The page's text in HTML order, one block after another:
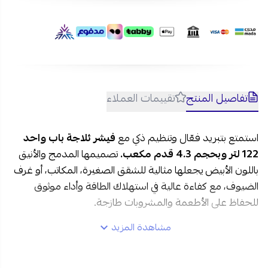
تفاصيل المنتج تقييمات العملاء
استمتع بتبريد فعّال وتنظيم ذكي معفيشر ثلاجة باب واحد
122 لتر وبحجم 4.3 قدم مكعب.
تصميمها المدمج والأنيق
باللون الأبيض يجعلها مثالية للشقق الصغيرة، المكاتب، أو غرف
الضيوف، مع كفاءة عالية في استهلاك الطاقة وأداء موثوق
للحفاظ على الأطعمة والمشروبات طازجة.
مشاهدة المزيد